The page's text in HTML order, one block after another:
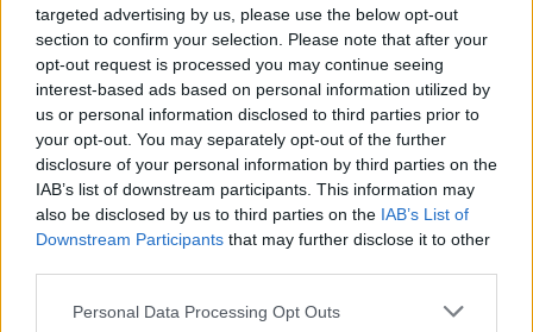
targeted advertising by us, please use the below opt-out
section to confirm your selection. Please note that after your
opt-out request is processed you may continue seeing
interest-based ads based on personal information utilized by
us or personal information disclosed to third parties prior to
your opt-out. You may separately opt-out of the further
disclosure of your personal information by third parties on the
IAB’s list of downstream participants. This information may
also be disclosed by us to third parties on the IAB’s List of
Downstream Participants that may further disclose it to other
Please note that this website/app uses one or more Google
Personal Data Processing Opt Outs
Μια μέρασαν σήμερα , 20 Σεπτεμβρίου του
1942, και ενώ η φιλογερμανική οργάνωση
είχε γενική συνέλευση, συνεργάτες της
ΠΕΑΝ τοποθέτησαν βόμβα και ανατίναξαν τα
Γραφεία της.
Στις 12:05 το κτίριο της ΕΣΠΟ και ολόκληρη
η περιοχή συγκλονίστηκε από τη δυνατή
έκρηξη. Από την ανατίναξη και την πυρκαγιά